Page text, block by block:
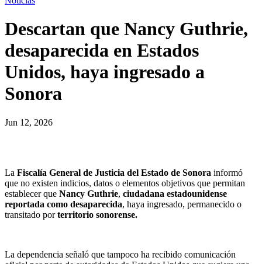
Descartan que Nancy Guthrie,
desaparecida en Estados
Unidos, haya ingresado a
Sonora
Jun 12, 2026
La Fiscalía General de Justicia del Estado de Sonora informó
que no existen indicios, datos o elementos objetivos que permitan
establecer que Nancy Guthrie, ciudadana estadounidense
reportada como desaparecida, haya ingresado, permanecido o
transitado porterritorio sonorense.
La dependencia señaló que tampoco ha recibido comunicación